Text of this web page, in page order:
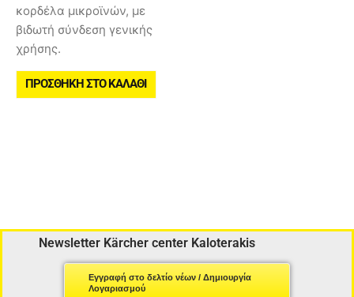
κορδέλα μικροϊνών, με
βιδωτή σύνδεση γενικής
χρήσης.
ΠΡΟΣΘΉΚΗ ΣΤΟ ΚΑΛΆΘΙ
Newsletter Kärcher center Kaloterakis
Εγγραφή στο δελτίο νέων / Δημιουργία
Λογαριασμού